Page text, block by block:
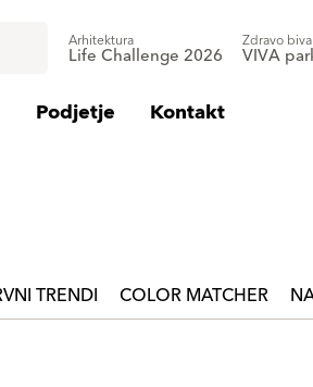
Arhitektura
Life Challenge 2026
Zdravo
VIVA
Podjetje Kontakt
TRENDI COLOR MATCHER